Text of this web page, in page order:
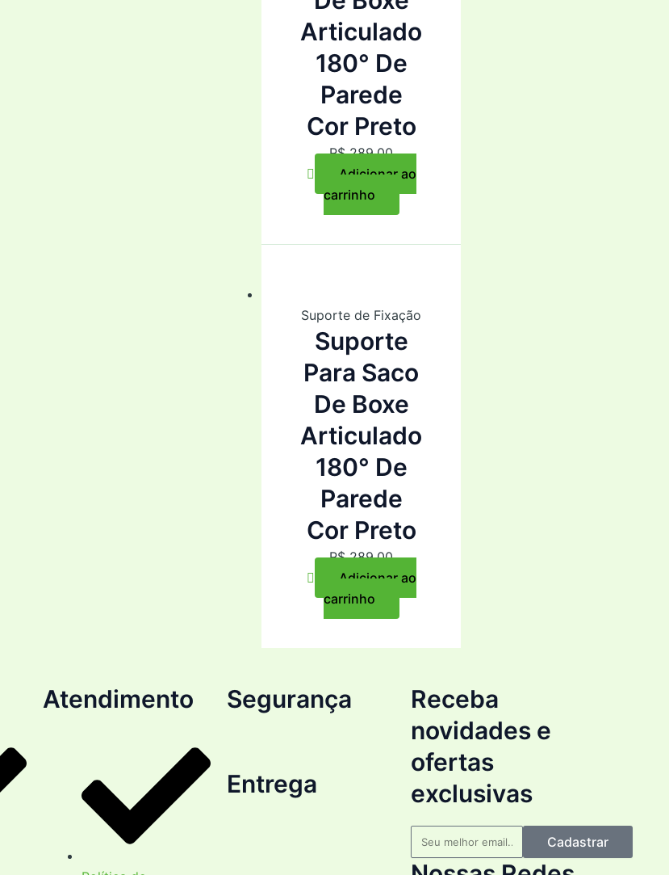
Articulado
180° De
Parede
Cor Preto
R$289,00
Adicionar ao
carrinho
Suporte de Fixação
Suporte
Para Saco
De Boxe
Articulado
180° De
Parede
Cor Preto
R$289,00
Adicionar ao
carrinho
Atendimento Segurança
Entrega
Receba
novidades e
ofertas
exclusivas
Cadastrar